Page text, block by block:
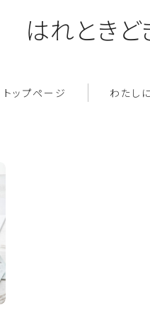
はれときど
トップページ わたし